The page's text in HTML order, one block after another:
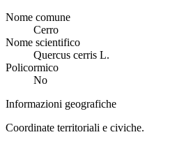
Nome comune
Cerro
Nome scientifico
Quercus cerris L.
Policormico
No
Informazioni geografiche
Coordinate territoriali e civiche.